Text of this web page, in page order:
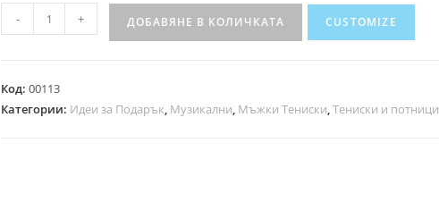
- + ДОБАВЯНЕ В КОЛИЧКАТА CUSTOMIZE
Код: 00113
Категории: Идеи за Подарък, Музикални, Мъжки Тениски,Тениски и потници